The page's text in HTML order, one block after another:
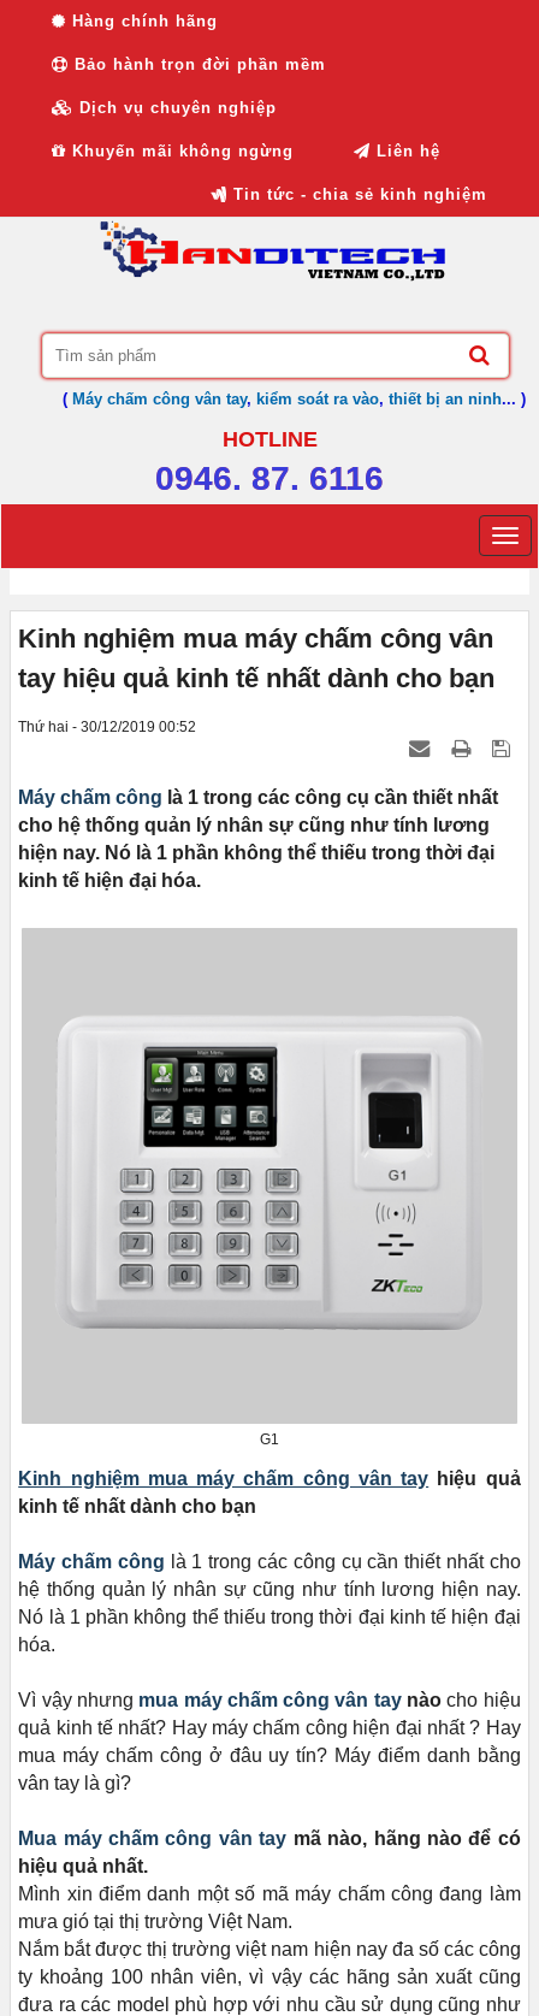
Hàng chính hãng
Bảo hành trọn đời phần mềm
Dịch vụ chuyên nghiệp
Khuyến mãi không ngừng Liên hệ
Tin tức - chia sẻ kinh nghiệm
( Máy chấm công vân tay, kiểm soát ra vào, thiết bị an ninh... )
HOTLINE
0946. 87. 6116
Kinh nghiệm mua máy chấm công vân
tay hiệu quả kinh tế nhất dành cho bạn
Thứ hai - 30/12/2019 00:52
Máy chấm công là 1 trong các công cụ cần thiết nhất
cho hệ thống quản lý nhân sự cũng như tính lương
hiện nay. Nó là 1 phần không thể thiếu trong thời đại
kinh tế hiện đại hóa.
G1
Kinh nghiệm mua máy chấm công vân tay hiệu quả
kinh tế nhất dành cho bạn
Máy chấm công là 1 trong các công cụ cần thiết nhất cho
hệ thống quản lý nhân sự cũng như tính lương hiện nay.
Nó là 1 phần không thể thiếu trong thời đại kinh tế hiện đại
hóa.
Vì vậy nhưng mua máy chấm công vân taynào cho hiệu
quả kinh tế nhất? Hay máy chấm công hiện đại nhất ? Hay
mua máy chấm công ở đâu uy tín? Máy điểm danh bằng
vân tay là gì?
Mua máy chấm công vân tay mã nào, hãng nào để có
hiệu quả nhất.
Mình xin điểm danh một số mã máy chấm công đang làm
mưa gió tại thị trường Việt Nam.
Nắm bắt được thị trường việt nam hiện nay đa số các công
ty khoảng 100 nhân viên, vì vậy các hãng sản xuất cũng
đưa ra các model phù hợp với nhu cầu sử dụng cũng như